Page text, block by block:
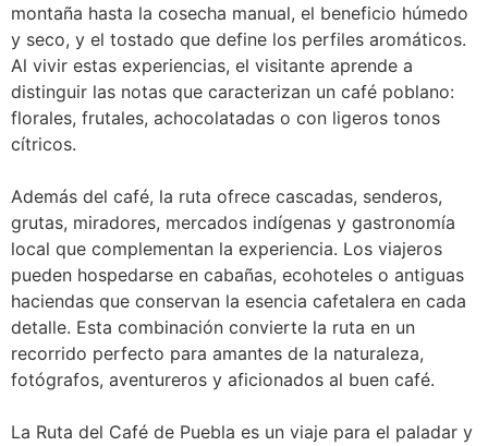
montaña hasta la cosecha manual, el beneficio húmedo
y seco, y el tostado que define los perfiles aromáticos.
Al vivir estas experiencias, el visitante aprende a
distinguir las notas que caracterizan un café poblano:
florales, frutales, achocolatadas o con ligeros tonos
cítricos.
Además del café, la ruta ofrece cascadas, senderos,
grutas, miradores, mercados indígenas y gastronomía
local que complementan la experiencia. Los viajeros
pueden hospedarse en cabañas, ecohoteles o antiguas
haciendas que conservan la esencia cafetalera en cada
detalle. Esta combinación convierte la ruta en un
recorrido perfecto para amantes de la naturaleza,
fotógrafos, aventureros y aficionados al buen café.
La Ruta del Café de Puebla es un viaje para el paladar y